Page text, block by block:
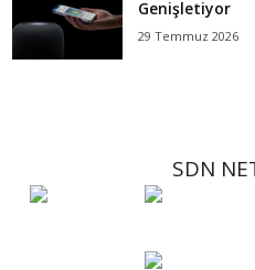
Genişletiyor
29 Temmuz 2026
SDN